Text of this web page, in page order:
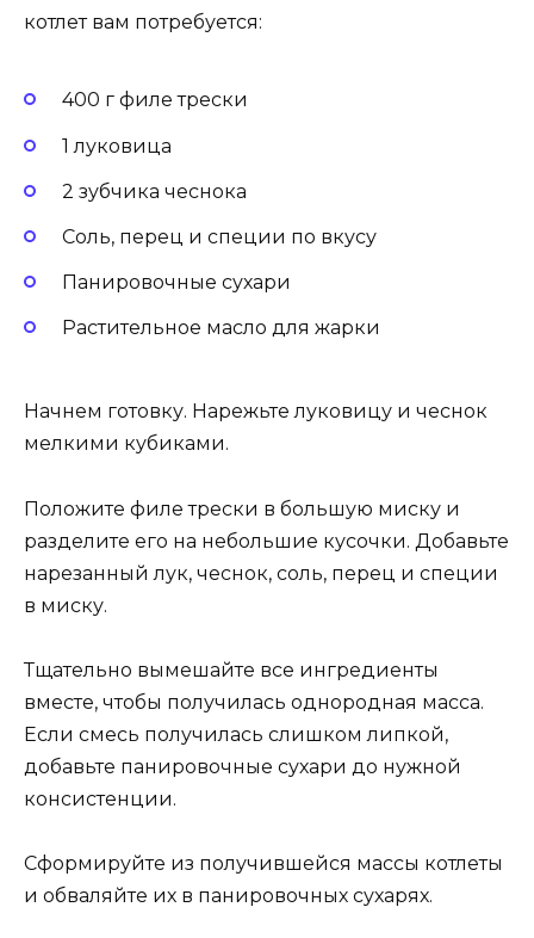
котлет вам потребуется:
400 г филе трески
1 луковица
2 зубчика чеснока
Соль, перец и специи по вкусу
Панировочные сухари
Растительное масло для жарки
Начнем готовку. Нарежьте луковицу и чеснок
мелкими кубиками.
Положите филе трески в большую миску и
разделите его на небольшие кусочки. Добавьте
нарезанный лук, чеснок, соль, перец и специи
в миску.
Тщательно вымешайте все ингредиенты
вместе, чтобы получилась однородная масса.
Если смесь получилась слишком липкой,
добавьте панировочные сухари до нужной
консистенции.
Сформируйте из получившейся массы котлеты
и обваляйте их в панировочных сухарях.